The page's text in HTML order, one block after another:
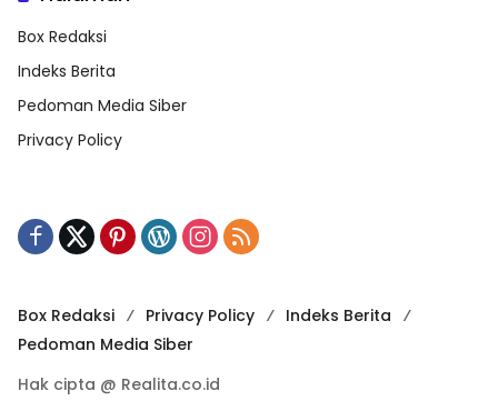
Box Redaksi
Indeks Berita
Pedoman Media Siber
Privacy Policy
Box Redaksi Privacy Policy
Indeks Berita
Pedoman Media Siber
Hak cipta @ Realita.co.id